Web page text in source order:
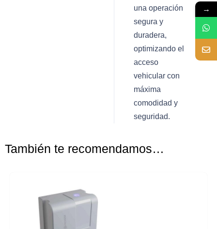
una operación
segura y
duradera,
optimizando el
acceso
vehicular con
máxima
comodidad y
seguridad.
También te recomendamos…
→